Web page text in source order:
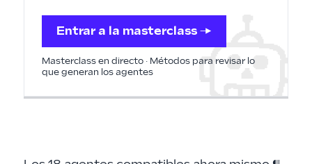
Entrar a la masterclass →
Masterclass en directo · Métodos para revisar lo
que generan los agentes